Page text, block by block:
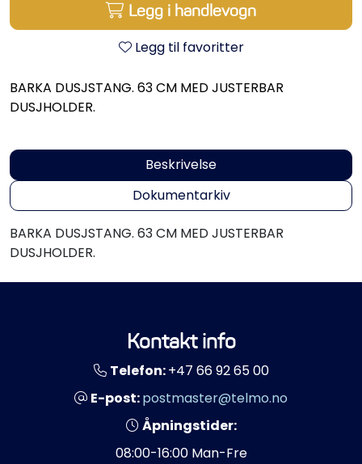
Legg i handlevogn
Legg til favoritter
BARKA DUSJSTANG. 63 CM MED JUSTERBAR
DUSJHOLDER.
Beskrivelse
Dokumentarkiv
BARKA DUSJSTANG. 63 CM MED JUSTERBAR
DUSJHOLDER.
Kontakt info
Telefon:+47 66 92 65 00
E-post:postmaster@telmo.no
Åpningstider:
08:00-16:00 Man-Fre
Outlet